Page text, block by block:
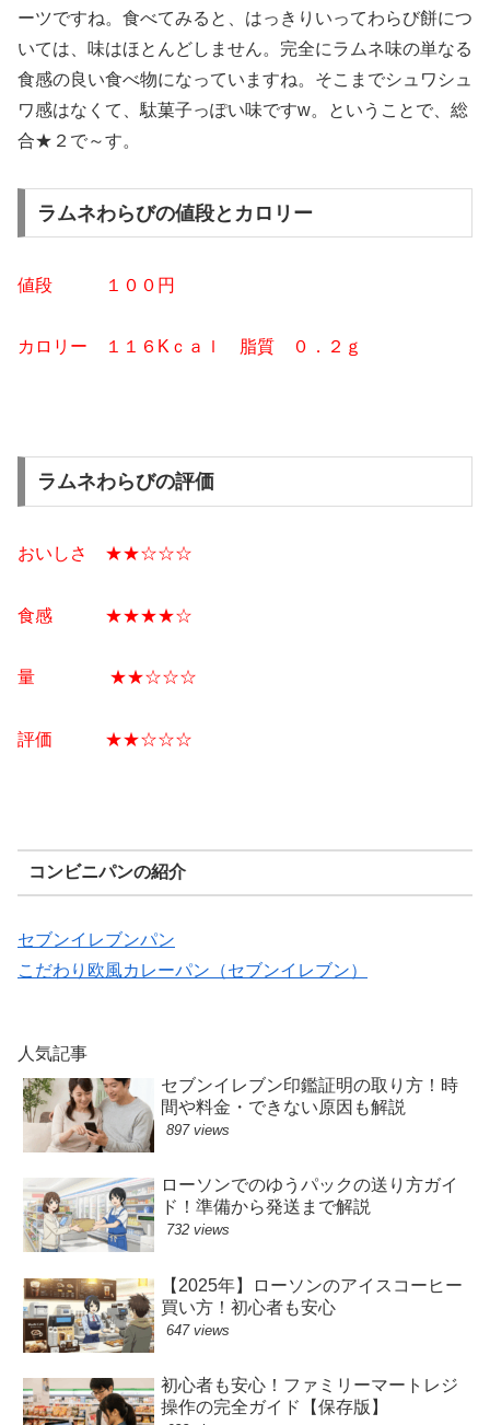
ーツですね。食べてみると、はっきりいってわらび餅につ
いては、味はほとんどしません。完全にラムネ味の単なる
食感の良い食べ物になっていますね。そこまでシュワシュ
ワ感はなくて、駄菓子っぽい味ですw。ということで、総
合★２で～す。
ラムネわらびの値段とカロリー
値段 １００円
カロリー １１６ Kｃａｌ 脂質 ０ ．２ｇ
ラムネわらびの評価
おいしさ ★★☆☆☆
食感 ★★★★☆
量 ★★☆☆☆
評価 ★★☆☆☆
コンビニパンの紹介
セブンイレブンパン
こだわり欧風カレーパン（セブンイレブン）
人気記事
セブンイレブン印鑑証明の取り方！時
間や料金・できない原因も解説
897 views
ローソンでのゆうパックの送り方ガイ
ド！準備から発送まで解説
732 views
【2025年】ローソンのアイスコーヒー
買い方！初心者も安心
647 views
初心者も安心！ファミリーマートレジ
操作の完全ガイド【保存版】